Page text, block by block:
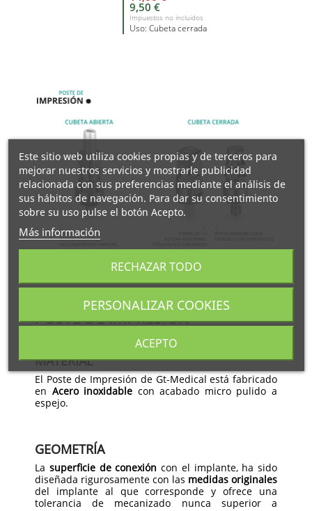
POSTE DE IMPRESIÓN
MATERIAL
El Poste de Impresión de Gt-Medical está fabricado
en Acero inoxidable con acabado micro pulido a
espejo.
GEOMETRÍA
La superficie de conexión con el implante, ha sido
diseñada rigurosamente con las medidas originales
del implante al que corresponde y ofrece una
tolerancia de mecanizado nunca superior a
9,50 €
Impuestos no incluidos
Uso: Cubeta cerrada
Este sitio web utiliza cookies propias y de terceros para
mejorar nuestros servicios y mostrarle publicidad
relacionada con sus preferencias mediante el análisis de
sus hábitos de navegación. Para dar su consentimiento
sobre su uso pulse el botón Acepto.
Más información
RECHAZAR TODO
PERSONALIZAR COOKIES
ACEPTO